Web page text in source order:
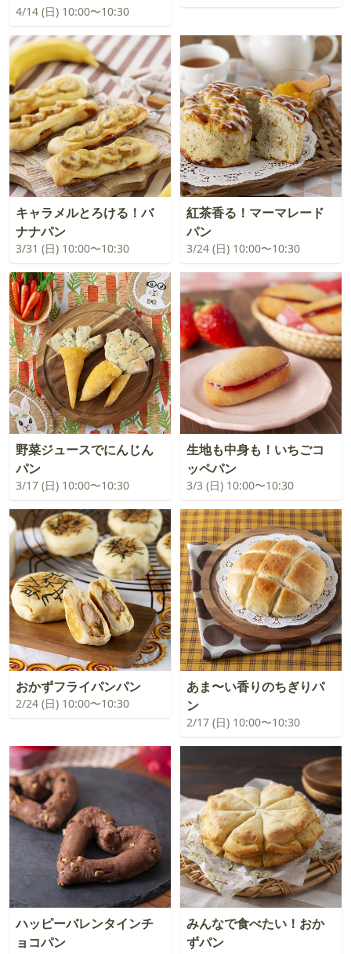
4/14 (日) 10:00〜10:30
キャラメルとろける！バ
ナナパン
3/31 (日) 10:00〜10:30
紅茶香る！マーマレード
パン
3/24 (日) 10:00〜10:30
野菜ジュースでにんじん
パン
3/17 (日) 10:00〜10:30
生地も中身も！いちごコ
ッペパン
3/3 (日) 10:00〜10:30
おかずフライパンパン
2/24 (日) 10:00〜10:30
あま〜い香りのちぎりパ
ン
2/17 (日) 10:00〜10:30
ハッピーバレンタインチ
ョコパン
みんなで食べたい！おか
ずパン